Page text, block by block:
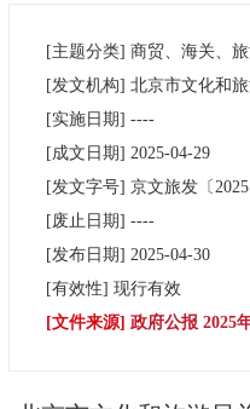
各区热点
市领导
决策公开
[主题分类] 商贸、海关、
[发文机构] 北京市文化和
[实施日期] ----
[成文日期] 2025-04-29
[发文字号] 京文旅发〔2025
[废止日期] ----
[发布日期] 2025-04-30
[有效性] 现行有效
[文件来源] 政府公报 2025